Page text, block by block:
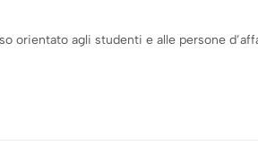
orientato agli studenti e alle persone